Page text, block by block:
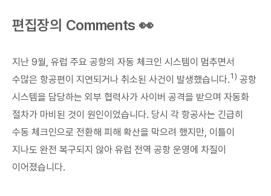
편집장의 Comments 👀
지난 9월, 유럽 주요 공항의 자동 체크인 시스템이 멈추면서
수많은 항공편이 지연되거나 취소된 사건이 발생했습니다.1) 공항
시스템을 담당하는 외부 협력사가 사이버 공격을 받으며 자동화
절차가 마비된 것이 원인이었습니다. 당시 각 항공사는 긴급히
수동 체크인으로 전환해 피해 확산을 막으려 했지만, 이틀이
지나도 완전 복구되지 않아 유럽 전역 공항 운영에 차질이
이어졌습니다.